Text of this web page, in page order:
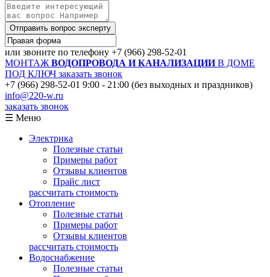
Отправить вопрос эксперту
или звоните по телефону +7 (966) 298-52-01
МОНТАЖ ВОДОПРОВОДА И КАНАЛИЗАЦИИВ ДОМЕ
ПОД КЛЮЧ заказать звонок
+7 (966) 298-52-01 9:00 - 21:00 (без выходных и праздников)
info@220-w.ru
заказать звонок
☰ Меню
Электрика
Полезные статьи
Примеры работ
Отзывы клиентов
Прайс лист
рассчитать стоимость
Отопление
Полезные статьи
Примеры работ
Отзывы клиентов
рассчитать стоимость
Водоснабжение
Полезные статьи